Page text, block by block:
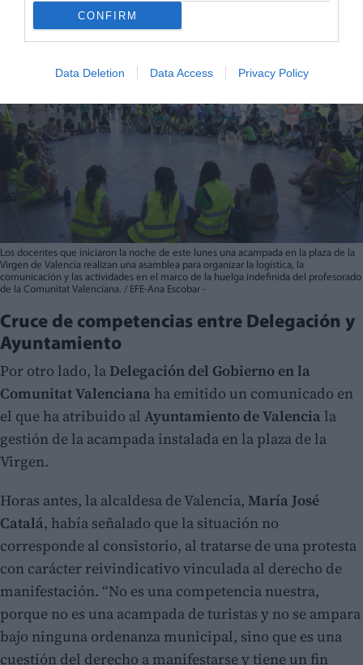
CONFIRM
Data Deletion Data Access Privacy Policy
Los docentes que iniciaron la noche de este lunes una acampada en la plaza de la
Virgen de Valencia realizan una asamblea para organizar la logística, la
comunicación y las actividades en el marco de la huelga indefinida del profesorado
de la Comunitat Valenciana. / EFE-Ana Escobar -
Cruce de competencias entre Delegación y
Ayuntamiento
Por otro lado, la Delegación del Gobierno en la
Comunitat Valenciana ha emitido un comunicado en
el que ha atribuido al Ayuntamiento de Valencia la
gestión de la acampada instalada en la plaza de la
Virgen.
Horas antes, la alcaldesa de Valencia, María José
Catalá, había señalado que la situación no
corresponde al consistorio, al tratarse de una protesta
con carácter reivindicativo vinculada al derecho de
manifestación. “No es una competencia nuestra,
porque no es una acampada de turistas y no se ampara
bajo ninguna ordenanza municipal, sino que es una
cuestión del derecho a manifestarse y tiene un fin